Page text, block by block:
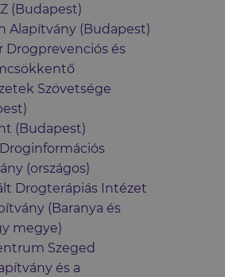
(Budapest)
Alapítvány (Budapest)
Drogprevenciós és
Szövetsége
(Budapest)
(országos)
Drogterápiás Intézet
(Baranya és
megye)
Szeged
és a